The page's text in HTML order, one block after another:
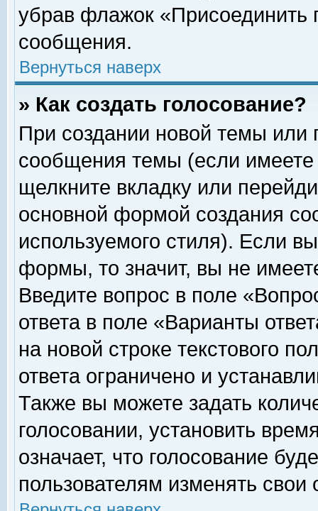
убрав флажок «Присоединить
сообщения.
Вернуться наверх
» Как создать голосование?
При создании новой темы или
сообщения темы (если
щелкните вкладку или
основной формой создания
используемого стиля). Если
формы, то значит, вы не
Введите вопрос в поле
ответа в поле «Варианты
на новой строке текстового
ответа ограничено и
Также вы можете задать
голосовании, установить
означает, что голосование
пользователям изменять свои